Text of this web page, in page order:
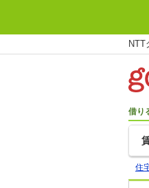
NTT
借り
住